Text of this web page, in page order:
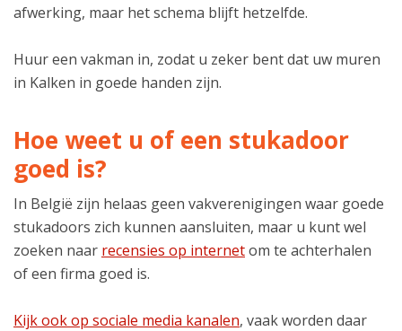
afwerking, maar het schema blijft hetzelfde.
Huur een vakman in, zodat u zeker bent dat uw muren
in Kalken in goede handen zijn.
Hoe weet u of een stukadoor
goed is?
In België zijn helaas geen vakverenigingen waar goede
stukadoors zich kunnen aansluiten, maar u kunt wel
zoeken naar recensies op internetom te achterhalen
of een firma goed is.
Kijk ook op sociale media kanalen, vaak worden daar